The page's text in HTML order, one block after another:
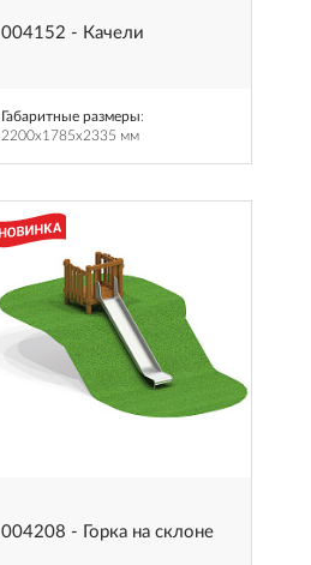
004152 - Качели
Габаритные размеры:
2200x1785x2335 мм
004208 - Горка на склоне